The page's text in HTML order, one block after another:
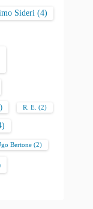
Sideri (4)
R. E. (2)
Bertone (2)